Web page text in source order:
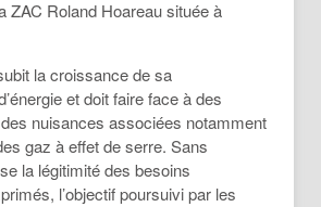
ZAC Roland Hoareau située à
la croissance de sa
et doit faire face à des
nuisances associées notamment
gaz à effet de serre. Sans
la légitimité des besoins
l’objectif poursuivi par les